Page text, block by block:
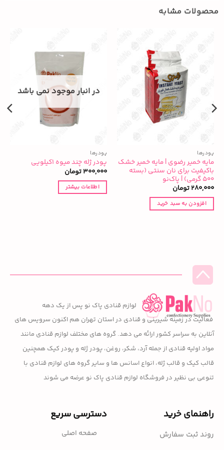
محصولات مشابه
پودرها
مایه خمیر رضوی | مایه خمیر خشک
باکیفیت برای نان سنتی (بسته
۵۰۰ گرمی) | پاک‌نو
280,000تومان
افزودن به سبد خرید
در انبار موجود نمی باشد
پودرها
پودر ژله چند میوه ۱کیلویی
300,000تومان
اطلاعات بیشتر
لوازم قنادی پاک نو پس از یک دهه
فعالیت در زمینه شیرینی و قنادی در استان تهران هم اکنون سرویس های
آنلاین به سراسر کشور ارائه می دهد. گروه های مختلف لوازم قنادی مانند
مواد اولیه قنادی از جمله آرد، شکر، روغن، پودر ژله و پودر کیک همچنین
قالب کیک و قالب ژله، انواع اسانس ها و سایر گروه های لوازم قنادی با
تنوعی بی نظیر در فروشگاه لوازم قنادی پاک نو عرضه می شوند
راهنمای خرید
روند ثبت سفارش
دسترسی سریع
صفحه اصلی